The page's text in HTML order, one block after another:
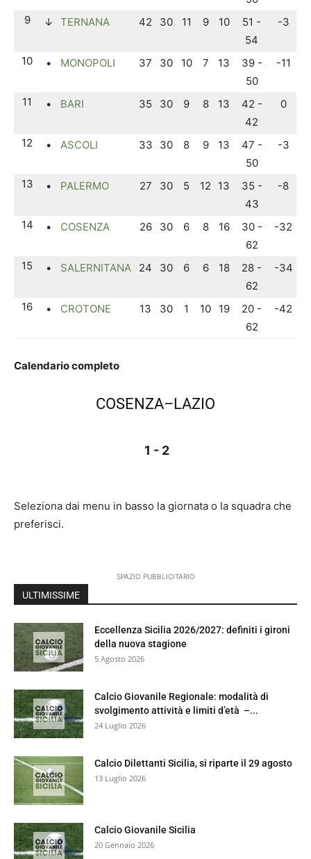
9
↓ TERNANA 42 30 11 9 10
51 -
54
-3
10 • MONOPOLI 37 30 10 7 13
39 -
50
-11
11 • BARI 35 30 9 8 13
42 -
42
0
12 • ASCOLI 33 30 8 9 13
47 -
50
-3
13 • PALERMO 27 30 5 12 13
35 -
43
-8
14 • COSENZA 26 30 6 8 16
30 -
62
-32
15 • SALERNITANA 24 30 6 6 18
28 -
62
-34
16 • CROTONE 13 30 1 10 19
20 -
62
-42
Calendario completo
COSENZA–LAZIO
1 - 2
Seleziona dai menu in basso la giornata o la squadra che
preferisci.
SPAZIO PUBBLICITARIO
ULTIMISSIME
Eccellenza Sicilia 2026/2027: definiti i gironi
della nuova stagione
5 Agosto 2026
Calcio Giovanile Regionale: modalità di
svolgimento attività e limiti d’età –...
24 Luglio 2026
Calcio Dilettanti Sicilia, si riparte il 29 agosto
13 Luglio 2026
Calcio Giovanile Sicilia
20 Gennaio 2026